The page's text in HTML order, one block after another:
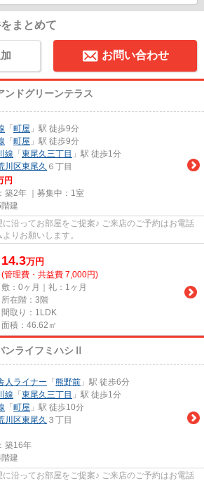
まとめて
お問い合わせ
ンドグリーンテラス
「 町屋 」駅 徒歩9分
「 町屋 」駅 徒歩9分
線 「 東尾久三丁目 」駅 徒歩1分
川区東尾久 ６丁目
円
築2年 ｜募集中： 1室
建
沿ってお部屋をご提案♪ ご来店のご予約はお電話
りお願いします。
14.3万円
(管理費・共益費 7,000円)
敷：0ヶ月｜礼：1ヶ月
所在階：3階
間取り：1LDK
面積：46.62㎡
ンライフミハシⅡ
人ライナー 「 熊野前 」駅 徒歩6分
線 「 東尾久三丁目 」駅 徒歩1分
「 町屋 」駅 徒歩10分
川区東尾久 ３丁目
築16年
建
沿ってお部屋をご提案♪ ご来店のご予約はお電話